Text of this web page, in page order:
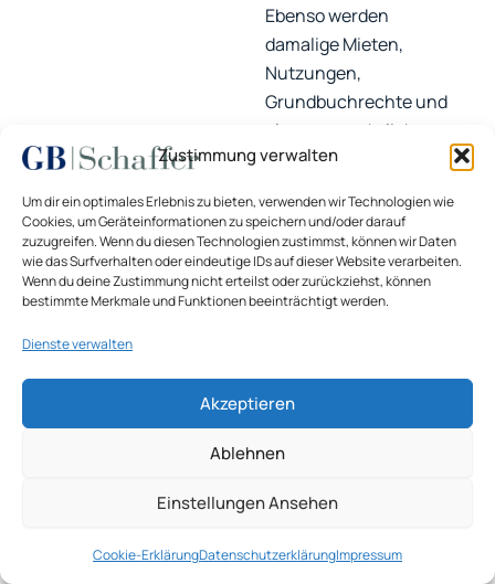
Zustimmung verwalten
Um dir ein optimales Erlebnis zu bieten, verwenden wir Technologien wie
Cookies, um Geräteinformationen zu speichern und/oder darauf
zuzugreifen. Wenn du diesen Technologien zustimmst, können wir Daten
wie das Surfverhalten oder eindeutige IDs auf dieser Website verarbeiten.
Wenn du deine Zustimmung nicht erteilst oder zurückziehst, können
bestimmte Merkmale und Funktionen beeinträchtigt werden.
Dienste verwalten
Akzeptieren
Ablehnen
Einstellungen Ansehen
Cookie-ErklärungDatenschutzerklärungImpressum
Ebenso werden
damalige Mieten,
Nutzungen,
Grundbuchrechte und
planungsrechtliche
Verhältnisse
Die Marktebene wird mit
historischen
Bodenrichtwerten,
Kaufpreisdaten, Indizes
rekonstruiert. Aktuelle
Vergleichspreise dürfen
Anpassung übertragen
Stichtag zurückliegt,